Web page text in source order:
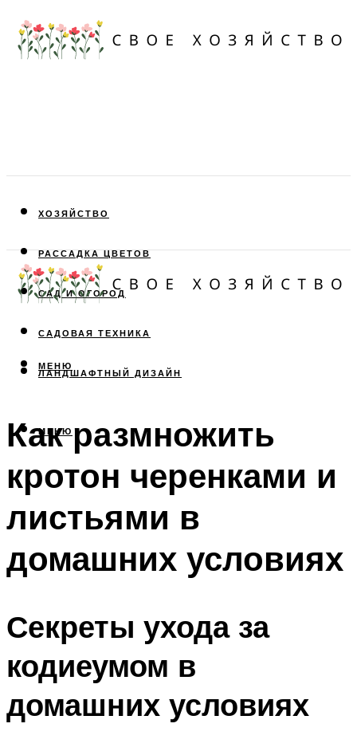
ХОЗЯЙСТВО
РАССАДКА ЦВЕТОВ
САД И ОГОРОД
САДОВАЯ ТЕХНИКА
ЛАНДШАФТНЫЙ ДИЗАЙН
МЕНЮ
МЕНЮ
Как размножить
кротон черенками и
листьями в
домашних условиях
Секреты ухода за
кодиеумом в
домашних условиях